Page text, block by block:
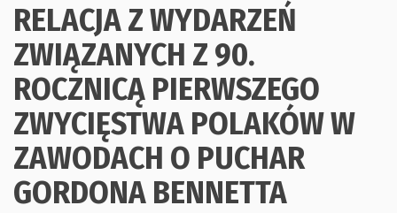
RELACJA Z WYDARZEŃ
ZWIĄZANYCH Z 90.
ROCZNICĄ PIERWSZEGO
ZWYCIĘSTWA POLAKÓW W
ZAWODACH O PUCHAR
GORDONA BENNETTA